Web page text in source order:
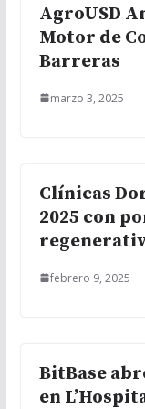
AgroUSD
Motor de
Barreras
marzo 3, 2025
Clínicas
2025 con
febrero 9, 2025
BitBase
en